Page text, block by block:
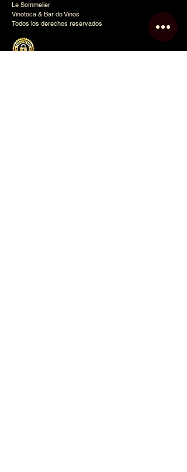
Le Sommelier
Vinoteca & Bar de Vinos
Todos los derechos reservados